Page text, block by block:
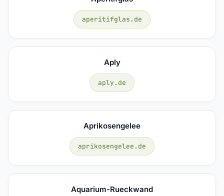
aperitifglas.de
Aply
aply.de
Aprikosengelee
aprikosengelee.de
Aquarium-Rueckwand